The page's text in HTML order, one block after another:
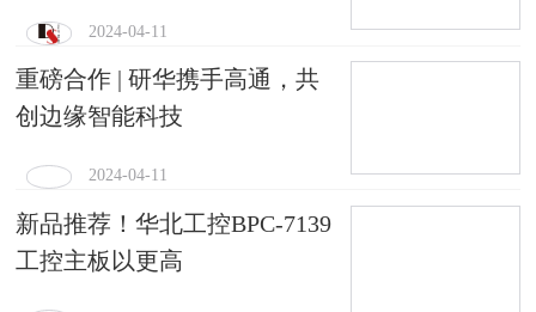
2024-04-11
重磅合作 | 研华携手高通，共
创边缘智能科技
2024-04-11
新品推荐！华北工控BPC-7139
工控主板以更高